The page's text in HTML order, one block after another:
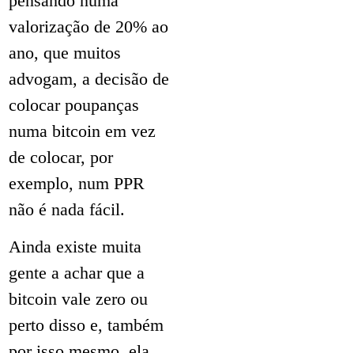
valorização de 20% ao
ano, que muitos
advogam, a decisão de
colocar poupanças
numa bitcoin em vez
de colocar, por
exemplo, num PPR
não é nada fácil.
Ainda existe muita
gente a achar que a
bitcoin vale zero ou
perto disso e, também